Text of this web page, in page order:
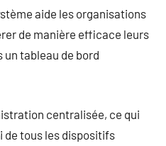
aide les organisations
de manière efficace leurs
tableau de bord
centralisée, ce qui
de tous les dispositifs